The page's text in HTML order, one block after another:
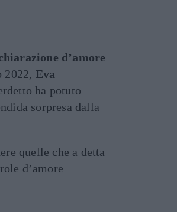
d’amore
Eva
ha potuto
sorpresa dalla
quelle che a detta
d’amore